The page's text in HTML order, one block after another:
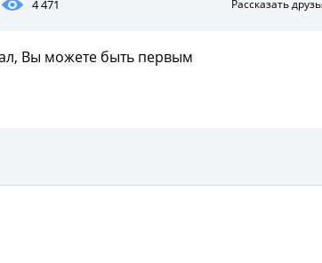
4 471 Рассказать
Вы можете быть первым